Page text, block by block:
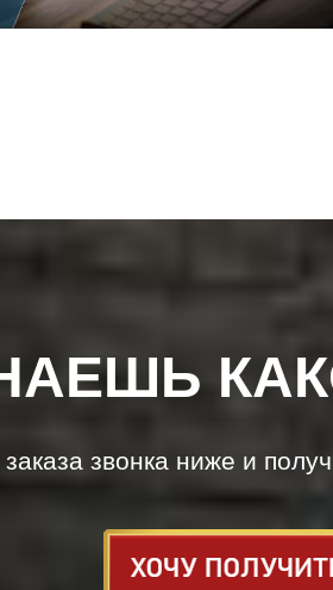
звонка ниже и